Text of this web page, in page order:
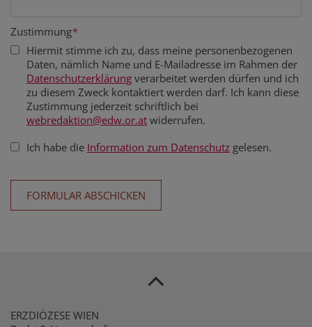
Zustimmung*
Hiermit stimme ich zu, dass meine personenbezogenen
Daten, nämlich Name und E-Mailadresse im Rahmen der
Datenschutzerklärung verarbeitet werden dürfen und ich
zu diesem Zweck kontaktiert werden darf. Ich kann diese
Zustimmung jederzeit schriftlich bei
webredaktion@edw.or.at widerrufen.
Ich habe die Information zum Datenschutz gelesen.
ERZDIÖZESE WIEN